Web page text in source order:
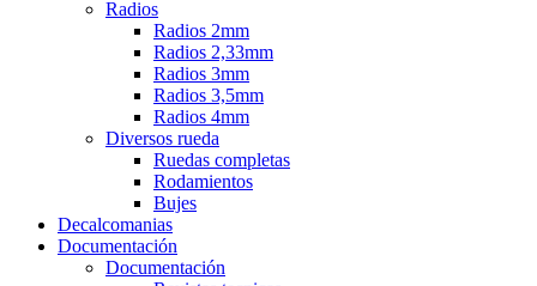
Radios
Radios 2mm
Radios 2,33mm
Radios 3mm
Radios 3,5mm
Radios 4mm
Diversos rueda
Ruedas completas
Rodamientos
Bujes
Decalcomanias
Documentación
Documentación